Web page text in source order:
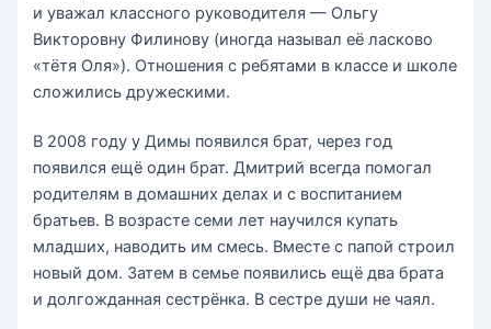
и уважал классного руководителя — Ольгу
Викторовну Филинову (иногда называл её ласково
«тётя Оля»). Отношения с ребятами в классе и школе
сложились дружескими.
В 2008 году у Димы появился брат, через год
появился ещё один брат. Дмитрий всегда помогал
родителям в домашних делах и с воспитанием
братьев. В возрасте семи лет научился купать
младших, наводить им смесь. Вместе с папой строил
новый дом. Затем в семье появились ещё два брата
и долгожданная сестрёнка. В сестре души не чаял.